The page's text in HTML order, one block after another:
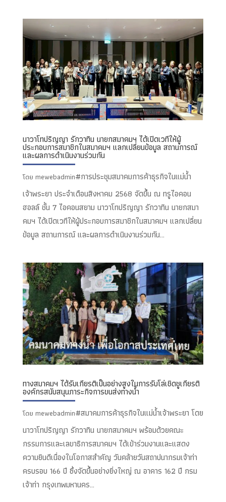
นาวาโทปริญญา รักวาทิน นายกสมาคมฯ ได้เปิดเวทีให้ผู้
ประกอบการสมาชิกในสมาคมฯ แลกเปลี่ยนข้อมูล สถานการณ์
และผลการดำเนินงานร่วมกัน
โดย mewebadmin#การประชุมสมาคมการค้าธุรกิจในแม่น้ำ
เจ้าพระยา ประจำเดือนสิงหาคม 2568 จัดขึ้น ณ ทรูไอคอน
ฮอลล์ ชั้น 7 ไอคอนสยาม นาวาโทปริญญา รักวาทิน นายกสมา
คมฯ ได้เปิดเวทีให้ผู้ประกอบการสมาชิกในสมาคมฯ แลกเปลี่ยน
ข้อมูล สถานการณ์ และผลการดำเนินงานร่วมกัน...
ทางสมาคมฯ ได้รับเกียรติเป็นอย่างสูงในการรับโล่เชิดชูเกียรติ
องค์กรสนับสนุนภาระกิจการขนส่งทางน้ำ
โดย mewebadmin#สมาคมการค้าธุรกิจในแม่น้ำเจ้าพระยา โดย
นาวาโทปริญญา รักวาทิน นายกสมาคมฯ พร้อมด้วยคณะ
กรรมการและเลขาธิการสมาคมฯ ได้เข้าร่วมงานและแสดง
ความยินดีเนื่องในโอกาสสำคัญ วันคล้ายวันสถาปนากรมเจ้าท่า
ครบรอบ 166 ปี ซึ่งจัดขึ้นอย่างยิ่งใหญ่ ณ อาคาร 162 ปี กรม
เจ้าท่า กรุงเทพมหานคร...